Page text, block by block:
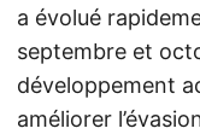
a évolué
septembre et
développement
améliorer